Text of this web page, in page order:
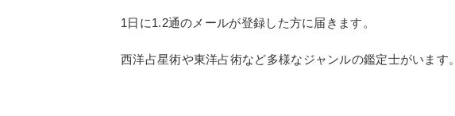
1日に1.2通のメールが登録した方に届きます。
西洋占星術や東洋占術など多様なジャンルの鑑定士がいます。